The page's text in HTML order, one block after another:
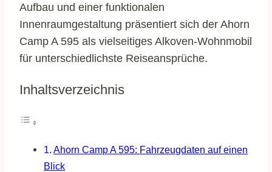
Aufbau und einer funktionalen
Innenraumgestaltung präsentiert sich der Ahorn
Camp A 595 als vielseitiges Alkoven-Wohnmobil
für unterschiedlichste Reiseansprüche.
Inhaltsverzeichnis
Ahorn Camp A 595: Fahrzeugdaten auf einen
Blick